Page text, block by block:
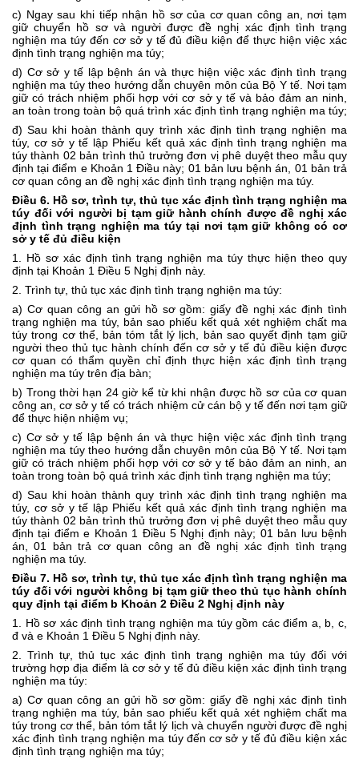
c) Ngay sau khi tiếp nhận hồ sơ của cơ quan công an, nơi tạm
giữ chuyển hồ sơ và người được đề nghị xác định tình trạng
nghiện ma túy đến cơ sở y tế đủ điều kiện để thực hiện việc xác
định tình trạng nghiện ma túy;
d) Cơ sở y tế lập bệnh án và thực hiện việc xác định tình trạng
nghiện ma túy theo hướng dẫn chuyên môn của Bộ Y tế. Nơi tạm
giữ có trách nhiệm phối hợp với cơ sở y tế và bảo đảm an ninh,
an toàn trong toàn bộ quá trình xác định tình trạng nghiện ma túy;
đ) Sau khi hoàn thành quy trình xác định tình trạng nghiện ma
túy, cơ sở y tế lập Phiếu kết quả xác định tình trạng nghiện ma
túy thành 02 bản trình thủ trưởng đơn vị phê duyệt theo mẫu quy
định tại điểm e Khoản 1 Điều này; 01 bản lưu bệnh án, 01 bản trả
cơ quan công an đề nghị xác định tình trạng nghiện ma túy.
Điều 6. Hồ sơ, trình tự, thủ tục xác định tình trạng nghiện ma
túy đối với người bị tạm giữ hành chính được đề nghị xác
định tình trạng nghiện ma túy tại nơi tạm giữ không có cơ
sở y tế đủ điều kiện
1. Hồ sơ xác định tình trạng nghiện ma túy thực hiện theo quy
định tại Khoản 1 Điều 5 Nghị định này.
2. Trình tự, thủ tục xác định tình trạng nghiện ma túy:
a) Cơ quan công an gửi hồ sơ gồm: giấy đề nghị xác định tình
trạng nghiện ma túy, bản sao phiếu kết quả xét nghiệm chất ma
túy trong cơ thể, bản tóm tắt lý lịch, bản sao quyết định tạm giữ
người theo thủ tục hành chính đến cơ sở y tế đủ điều kiện được
cơ quan có thẩm quyền chỉ định thực hiện xác định tình trạng
nghiện ma túy trên địa bàn;
b) Trong thời hạn 24 giờ kể từ khi nhận được hồ sơ của cơ quan
công an, cơ sở y tế có trách nhiệm cử cán bộ y tế đến nơi tạm giữ
để thực hiện nhiệm vụ;
c) Cơ sở y tế lập bệnh án và thực hiện việc xác định tình trạng
nghiện ma túy theo hướng dẫn chuyên môn của Bộ Y tế. Nơi tạm
giữ có trách nhiệm phối hợp với cơ sở y tế bảo đảm an ninh, an
toàn trong toàn bộ quá trình xác định tình trạng nghiện ma túy;
d) Sau khi hoàn thành quy trình xác định tình trạng nghiện ma
túy, cơ sở y tế lập Phiếu kết quả xác định tình trạng nghiện ma
túy thành 02 bản trình thủ trưởng đơn vị phê duyệt theo mẫu quy
định tại điểm e Khoản 1 Điều 5 Nghị định này; 01 bản lưu bệnh
án, 01 bản trả cơ quan công an đề nghị xác định tình trạng
nghiện ma túy.
Điều 7. Hồ sơ, trình tự, thủ tục xác định tình trạng nghiện ma
túy đối với người không bị tạm giữ theo thủ tục hành chính
quy định tại điểm b Khoản 2 Điều 2 Nghị định này
1. Hồ sơ xác định tình trạng nghiện ma túy gồm các điểm a, b, c,
đ và e Khoản 1 Điều 5 Nghị định này.
2. Trình tự, thủ tục xác định tình trạng nghiện ma túy đối với
trường hợp địa điểm là cơ sở y tế đủ điều kiện xác định tình trạng
nghiện ma túy:
a) Cơ quan công an gửi hồ sơ gồm: giấy đề nghị xác định tình
trạng nghiện ma túy, bản sao phiếu kết quả xét nghiệm chất ma
túy trong cơ thể, bản tóm tắt lý lịch và chuyển người được đề nghị
xác định tình trạng nghiện ma túy đến cơ sở y tế đủ điều kiện xác
định tình trạng nghiện ma túy;